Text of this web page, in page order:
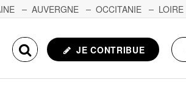
AUVERGNE OCCITANIE LOIRE
JE CONTRIBUE